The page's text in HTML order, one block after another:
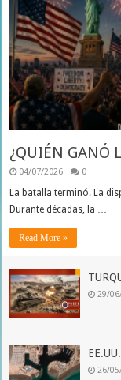
¿QUIÉN GANÓ
04/07/2026 0
La batalla terminó. La
Durante décadas, la …
Read More »
29/
26/